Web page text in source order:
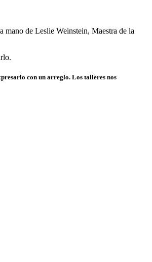
mano de Leslie Weinstein, Maestra de la
con un arreglo. Los talleres nos